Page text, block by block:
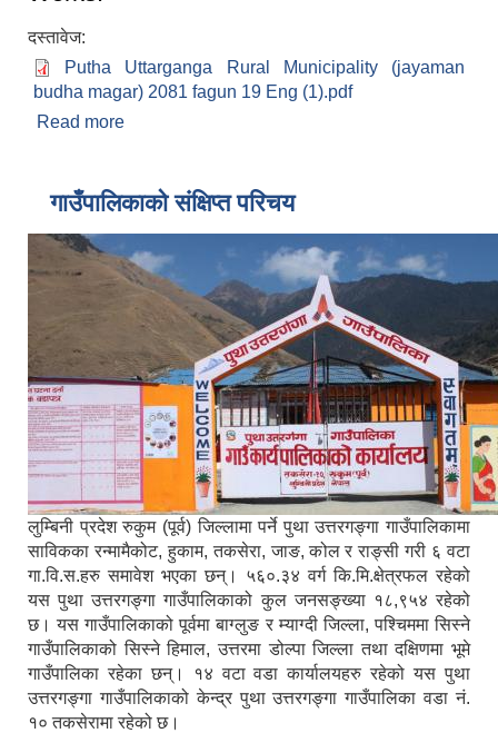
दस्तावेज:
Putha Uttarganga Rural Municipality (jayaman
budha magar) 2081 fagun 19 Eng (1).pdf
Read more
गाउँपालिकाको संक्षिप्त परिचय
लुम्बिनी प्रदेश रुकुम (पूर्व) जिल्लामा पर्ने पुथा उत्तरगङ्गा गाउँपालिकामा
साविकका रन्मामैकोट, हुकाम, तकसेरा, जाङ, कोल र राङ्सी गरी ६ वटा
गा.वि.स.हरु समावेश भएका छन्। ५६०.३४ वर्ग कि.मि.क्षेत्रफल रहेको
यस पुथा उत्तरगङ्गा गाउँपालिकाको कुल जनसङ्ख्या १८,९५४ रहेको
छ। यस गाउँपालिकाको पूर्वमा बाग्लुङ र म्याग्दी जिल्ला, पश्चिममा सिस्ने
गाउँपालिकाको सिस्ने हिमाल, उत्तरमा डोल्पा जिल्ला तथा दक्षिणमा भूमे
गाउँपालिका रहेका छन्। १४ वटा वडा कार्यालयहरु रहेको यस पुथा
उत्तरगङ्गा गाउँपालिकाको केन्द्र पुथा उत्तरगङ्गा गाउँपालिका वडा नं.
१० तकसेरामा रहेको छ।